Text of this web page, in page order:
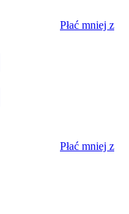
Płać mniej z
Płać mniej z